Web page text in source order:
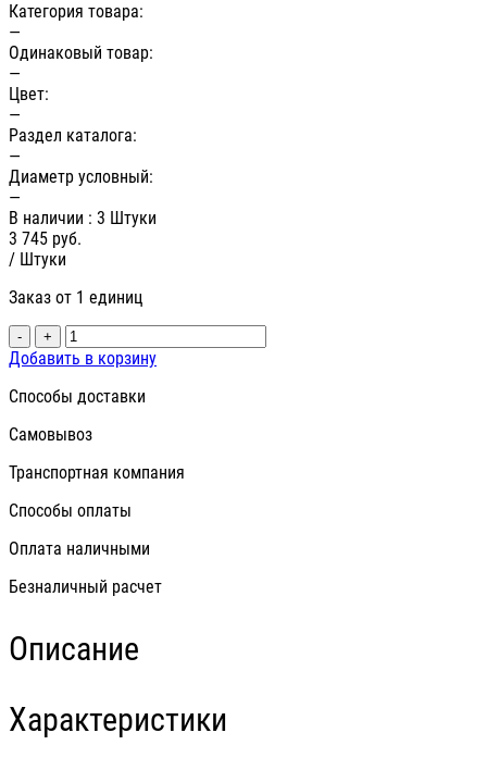
Категория товара:
—
Одинаковый товар:
—
Цвет:
—
Раздел каталога:
—
Диаметр условный:
—
В наличии : 3 Штуки
3 745 руб.
/ Штуки
Заказ от 1 единиц
- +
Добавить в корзину
Способы доставки
Самовывоз
Транспортная компания
Способы оплаты
Оплата наличными
Безналичный расчет
Описание
Характеристики